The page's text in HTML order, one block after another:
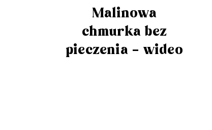
Malinowa
chmurka bez
pieczenia – wideo